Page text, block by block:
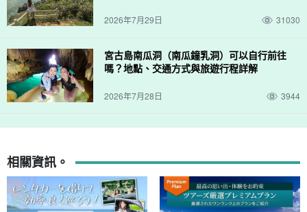
2026年7月29日 31030
宮古島南瓜洞（南瓜鐘乳洞）可以自行前往
嗎？地點、交通方式與旅遊行程詳解
2026年7月28日 3944
相關資訊。